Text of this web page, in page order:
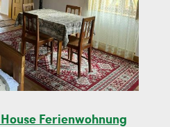
Ferienwohnung